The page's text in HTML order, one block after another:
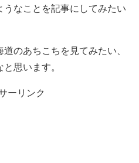
うなことを記事にしてみたい
のあちこちを見てみたい、
思います。
ーリンク